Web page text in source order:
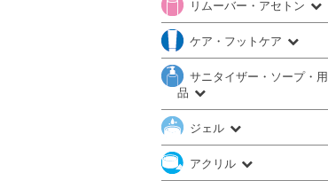
リムーバー・アセトン
ケア・フットケア
サニタイザー・ソープ・用
品
ジェル
アクリル